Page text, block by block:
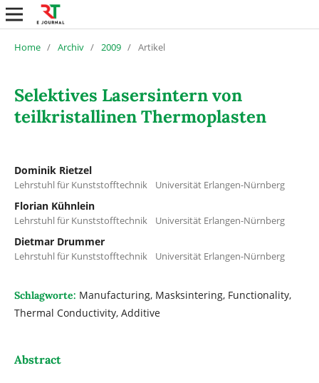
Home / Archiv / 2009 / Artikel
Selektives Lasersintern von
teilkristallinen Thermoplasten
Dominik Rietzel
Lehrstuhl für Kunststofftechnik Universität Erlangen-Nürnberg
Florian Kühnlein
Lehrstuhl für Kunststofftechnik Universität Erlangen-Nürnberg
Dietmar Drummer
Lehrstuhl für Kunststofftechnik Universität Erlangen-Nürnberg
Schlagworte: Manufacturing, Masksintering, Functionality,
Thermal Conductivity, Additive
Abstract